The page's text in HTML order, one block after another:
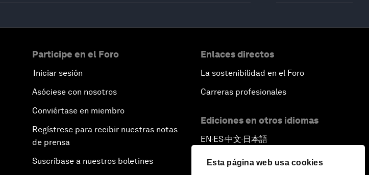
Esta página web usa cookies
Participe en el Foro
Iniciar sesión
Asóciese con nosotros
Conviértase en miembro
Regístrese para recibir nuestras notas
de prensa
Suscríbase a nuestros boletines
Enlaces directos
La sostenibilidad en el Foro
Carreras profesionales
Ediciones en otros idiomas
EN ▪ES▪中文▪ 日本語